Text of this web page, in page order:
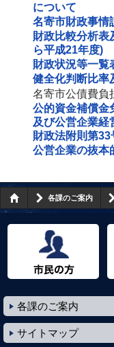
について
名寄市財政事情
財政比較分析表
ら平成21年度)
財政状況等一覧
健全化判断比率
名寄市公債費負
公的資金補償金
及び公営企業経
財政法附則第33
公営企業の抜本
各課のご案内
各課のご案内
サイトマップ